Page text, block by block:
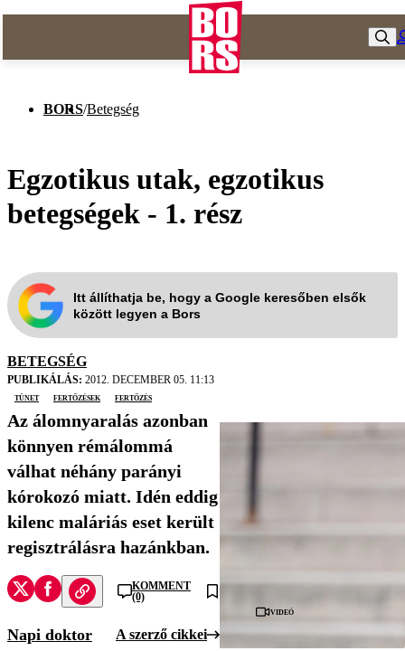
BORS/Betegség
Egzotikus utak, egzotikus
betegségek - 1. rész
Itt állíthatja be, hogy a Google keresőben elsők
között legyen a Bors
BETEGSÉG
PUBLIKÁLÁS: 2012. DECEMBER 05. 11:13
tünet
fertőzések fertőzés
Az álomnyaralás azonban
könnyen rémálommá
válhat néhány parányi
kórokozó miatt. Idén eddig
kilenc maláriás eset került
regisztrálásra hazánkban.
KOMMENT
(0)
Napi doktor A szerző cikkei
Videó